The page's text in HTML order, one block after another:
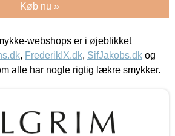
Køb nu »
webshops er i øjeblikket
, FrederikIX.dk, SifJakobs.dk og
alle har nogle rigtig lækre smykker.